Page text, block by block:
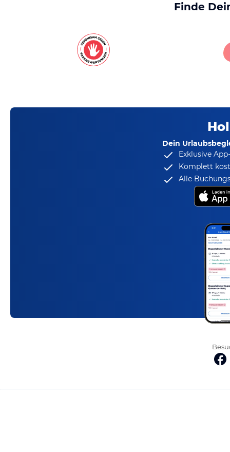
Finde
Dein
Exklusive
Komplett
Alle